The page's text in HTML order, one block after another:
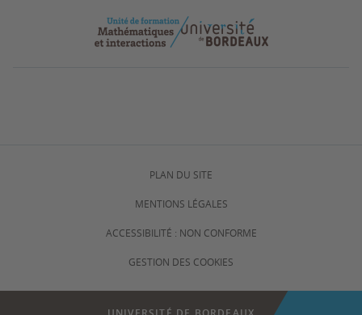
PLAN DU SITE
MENTIONS LÉGALES
ACCESSIBILITÉ : NON CONFORME
GESTION DES COOKIES